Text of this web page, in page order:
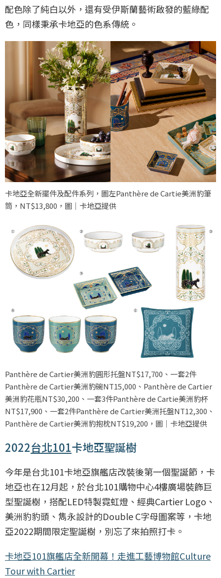
配色除了純白以外，還有受伊斯蘭藝術啟發的藍綠配
色，同樣秉承卡地亞的色系傳統。
卡地亞全新擺件及配件系列，圖左Panthère de Cartie美洲豹筆
筒，NT$13,800，圖｜卡地亞提供
Panthère de Cartier美洲豹圓形托盤NT$17,700、一套2件
Panthère de Cartier美洲豹碗NT15,000、Panthère de Cartier
美洲豹花瓶NT$30,200、一套3件Panthère de Cartie美洲豹杯
NT$17,900、一套2件Panthère de Cartier美洲托盤NT12,300、
Panthère de Cartier美洲豹抱枕NT$19,200，圖｜卡地亞提供
2022台北101卡地亞聖誕樹
今年是台北101卡地亞旗艦店改裝後第一個聖誕節，卡
地亞也在12月起，於台北101購物中心4樓廣場裝飾巨
型聖誕樹，搭配LED特製霓虹燈、經典Cartier Logo、
美洲豹豹頭、雋永設計的Double C字母圖案等，卡地
亞2022期間限定聖誕樹，別忘了來拍照打卡。
卡地亞101旗艦店全新開幕！走進工藝博物館Culture
Tour with Cartier